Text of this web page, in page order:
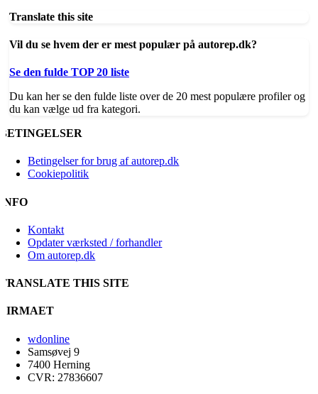
Translate this site
Vil du se hvem der er mest populær på autorep.dk?
Se den fulde TOP 20 liste
Du kan her se den fulde liste over de 20 mest populære profiler og
du kan vælge ud fra kategori.
BETINGELSER
Betingelser for brug af autorep.dk
Cookiepolitik
INFO
Kontakt
Opdater værksted / forhandler
Om autorep.dk
TRANSLATE THIS SITE
FIRMAET
wdonline
Samsøvej 9
7400 Herning
CVR: 27836607